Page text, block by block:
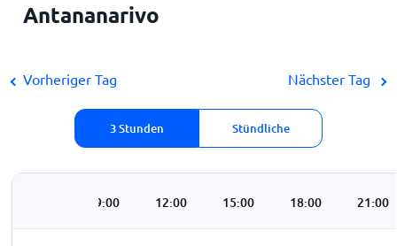
Antananarivo
Vorheriger Tag
3 Stunden Stündliche
Nächster Tag
09:00 12:00 15:00 18:00 21:00